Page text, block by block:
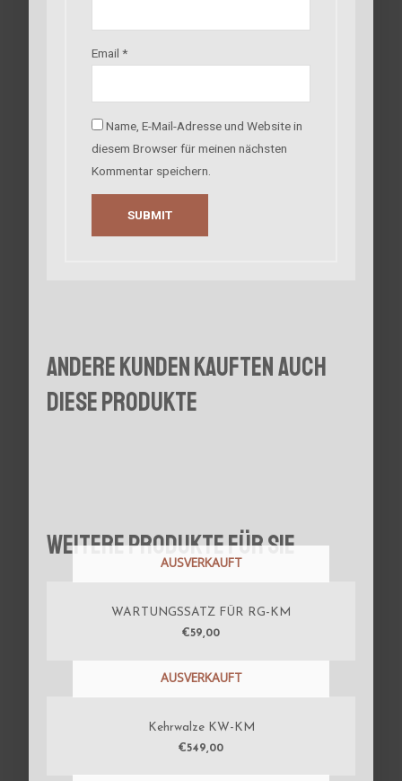
Email *
Name, E-Mail-Adresse und Website in
diesem Browser für meinen nächsten
Kommentar speichern.
Andere Kunden kauften auch
diese Produkte
Weitere Produkte für Sie
AUSVERKAUFT
WARTUNGSSATZ FÜR RG-KM
€59,00
AUSVERKAUFT
Kehrwalze KW-KM
€549,00